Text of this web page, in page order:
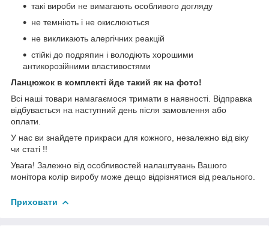
такі вироби не вимагають особливого догляду
не темніють і не окислюються
не викликають алергічних реакцій
стійкі до подряпин і володіють хорошими
антикорозійними властивостями
Ланцюжок в комплекті йде такий як на фото!
Всі наші товари намагаємося тримати в наявності. Відправка
відбувається на наступний день після замовлення або
оплати.
У нас ви знайдете прикраси для кожного, незалежно від віку
чи статі !!
Увага! Залежно від особливостей налаштувань Вашого
монітора колір виробу може дещо відрізнятися від реального.
Приховати